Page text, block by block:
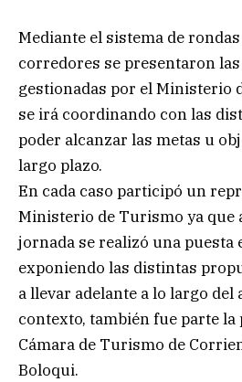
Mediante el sistema de
corredores se presentaron
gestionadas por el Ministerio
se irá coordinando con las
poder alcanzar las metas u
largo plazo.
En cada caso participó un
Ministerio de Turismo ya que
jornada se realizó una puesta
exponiendo las distintas
a llevar adelante a lo largo del
contexto, también fue parte la
Cámara de Turismo de
Boloqui.